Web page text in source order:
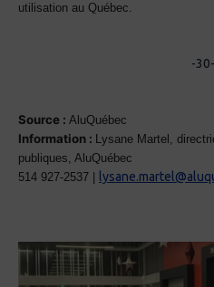
utilisation au Québec.
-30-
Source : AluQuébec
Information : Lysane Martel,
publiques, AluQuébec
514 927-2537 |